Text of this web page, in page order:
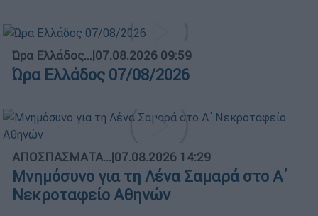
Ώρα Ελλάδος...|07.08.2026 09:59
Ώρα Ελλάδος 07/08/2026
ΑΠΟΣΠΑΣΜΑΤΑ...|07.08.2026 14:29
Μνημόσυνο για τη Λένα Σαμαρά στο Α΄
Νεκροταφείο Αθηνών